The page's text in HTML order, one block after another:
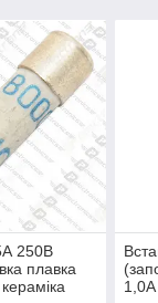
250В
плавка